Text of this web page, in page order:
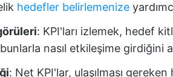
hedefler belirlemenize
: KPI'ları izlemek, hedef
nasıl etkileşime girdiğini
: Net KPI'lar, ulaşılması